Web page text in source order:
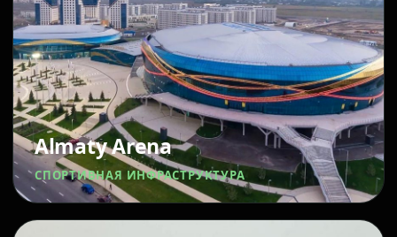
Almaty Arena
СПОРТИВНАЯ ИНФРАСТРУКТУРА